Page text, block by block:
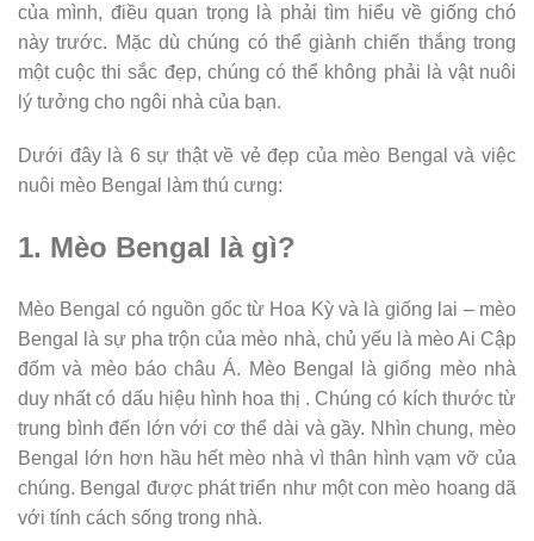
của mình, điều quan trọng là phải tìm hiểu về giống chó
này trước. Mặc dù chúng có thể giành chiến thắng trong
một cuộc thi sắc đẹp, chúng có thể không phải là vật nuôi
lý tưởng cho ngôi nhà của bạn.
Dưới đây là 6 sự thật về vẻ đẹp của mèo Bengal và việc
nuôi mèo Bengal làm thú cưng:
1. Mèo Bengal là gì?
Mèo Bengal có nguồn gốc từ Hoa Kỳ và là giống lai – mèo
Bengal là sự pha trộn của mèo nhà, chủ yếu là mèo Ai Cập
đốm và mèo báo châu Á. Mèo Bengal là giống mèo nhà
duy nhất có dấu hiệu hình hoa thị . Chúng có kích thước từ
trung bình đến lớn với cơ thể dài và gầy. Nhìn chung, mèo
Bengal lớn hơn hầu hết mèo nhà vì thân hình vạm vỡ của
chúng. Bengal được phát triển như một con mèo hoang dã
với tính cách sống trong nhà.